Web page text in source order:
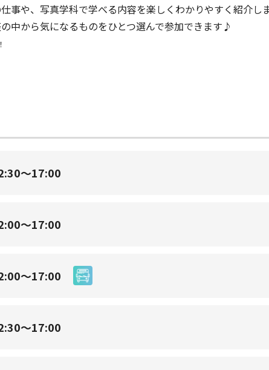
事や、写真学科で学べる内容を楽しくわかりやすく紹介し
中から気になるものをひとつ選んで参加できます♪
～17:00
～17:00
～17:00
～17:00